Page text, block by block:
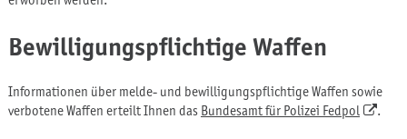
Bewilligungspflichtige Waffen
Informationen über melde- und bewilligungspflichtige Waffen sowie
verbotene Waffen erteilt Ihnen das Bundesamt für Polizei Fedpol .